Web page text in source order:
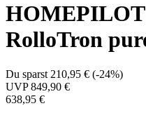
RolloTron
Du sparst 210,95 € (-24%)
UVP849,90 €
638,95 €